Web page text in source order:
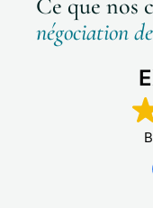
Ce que nos
négociation